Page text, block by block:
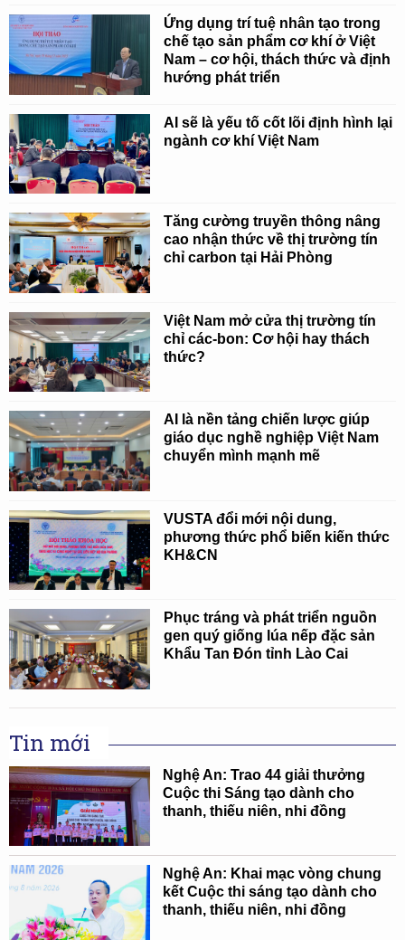
Ứng dụng trí tuệ nhân tạo trong
chế tạo sản phẩm cơ khí ở Việt
Nam – cơ hội, thách thức và định
hướng phát triển
AI sẽ là yếu tố cốt lõi định hình lại
ngành cơ khí Việt Nam
Tăng cường truyền thông nâng
cao nhận thức về thị trường tín
chỉ carbon tại Hải Phòng
Việt Nam mở cửa thị trường tín
chỉ các-bon: Cơ hội hay thách
thức?
AI là nền tảng chiến lược giúp
giáo dục nghề nghiệp Việt Nam
chuyển mình mạnh mẽ
VUSTA đổi mới nội dung,
phương thức phổ biến kiến thức
KH&CN
Phục tráng và phát triển nguồn
gen quý giống lúa nếp đặc sản
Khẩu Tan Đón tỉnh Lào Cai
Tin mới
Nghệ An: Trao 44 giải thưởng
Cuộc thi Sáng tạo dành cho
thanh, thiếu niên, nhi đồng
Nghệ An: Khai mạc vòng chung
kết Cuộc thi sáng tạo dành cho
thanh, thiếu niên, nhi đồng